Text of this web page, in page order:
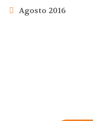
Agosto 2016